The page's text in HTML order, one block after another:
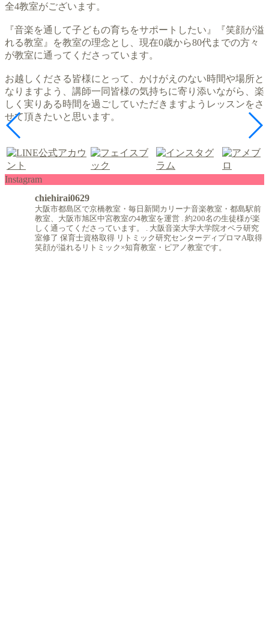
全4教室がございます。
『音楽を通して子どもの育ちをサポートしたい』『笑顔が溢
れる教室』を教室の理念とし、現在0歳から80代までの方々
が教室に通ってくださっています。
お越しくださる皆様にとって、かけがえのない時間や場所と
なりますよう、講師一同皆様の気持ちに寄り添いながら、楽
しく実りある時間を過ごしていただきますようレッスンをさ
せて頂きたいと思います。
Instagram
chiehirai0629
大阪市都島区で京橋教室・毎日新聞カリーナ音楽教室・都島駅前
教室、大阪市旭区中宮教室の4教室を運営 . 約200名の生徒様が楽
しく通ってくださっています。
. 大阪音楽大学大学院オペラ研究
室修了 保育士資格取得 リトミック研究センターディプロマA取得
笑顔が溢れるリトミック×知育教室・ピアノ教室です。